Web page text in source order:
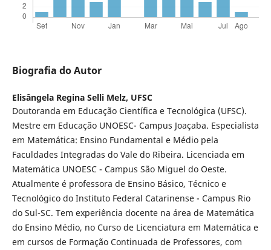
Biografia do Autor
Elisângela Regina Selli Melz, UFSC
Doutoranda em Educação Científica e Tecnológica (UFSC).
Mestre em Educação UNOESC- Campus Joaçaba. Especialista
em Matemática: Ensino Fundamental e Médio pela
Faculdades Integradas do Vale do Ribeira. Licenciada em
Matemática UNOESC - Campus São Miguel do Oeste.
Atualmente é professora de Ensino Básico, Técnico e
Tecnológico do Instituto Federal Catarinense - Campus Rio
do Sul-SC. Tem experiência docente na área de Matemática
do Ensino Médio, no Curso de Licenciatura em Matemática e
em cursos de Formação Continuada de Professores, com